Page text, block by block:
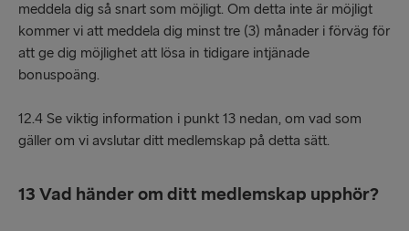
meddela dig så snart som möjligt. Om detta inte är möjligt
kommer vi att meddela dig minst tre (3) månader i förväg för
att ge dig möjlighet att lösa in tidigare intjänade
bonuspoäng.
12.4 Se viktig information i punkt 13 nedan, om vad som
gäller om vi avslutar ditt medlemskap på detta sätt.
13 Vad händer om ditt medlemskap upphör?